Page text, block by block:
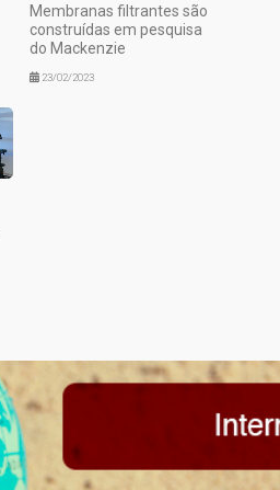
Membranas filtrantes são
construídas em pesquisa
do Mackenzie
23/02/2023